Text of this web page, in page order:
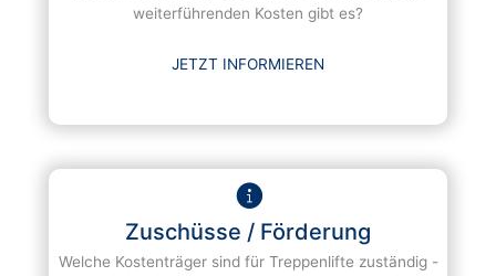
weiterführenden Kosten gibt es?
JETZT INFORMIEREN
Zuschüsse / Förderung
Welche Kostenträger sind für Treppenlifte zuständig -